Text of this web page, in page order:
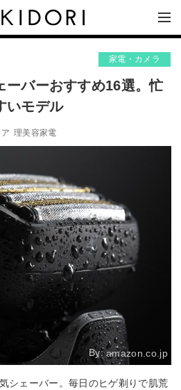
家電・カメラ
ーバーおすすめ16選。忙
いモデル
理美容家電
By:amazon.co.jp
シェーバー。毎日のヒゲ剃りで肌荒